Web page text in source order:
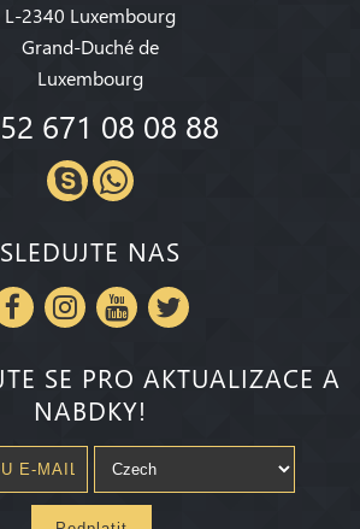
L-2340 Luxembourg
Grand-Duché de
Luxembourg
671 08 08 88
SLEDUJTE NAS
SE PRO AKTUALIZACE A
NABDKY!